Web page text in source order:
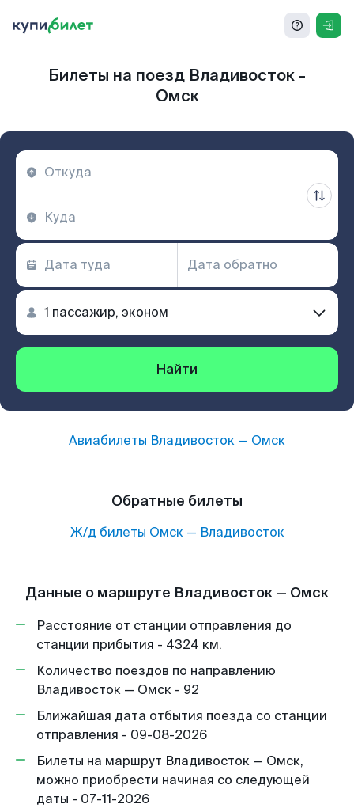
Билеты на поезд Владивосток -
Омск
Найти
Авиабилеты Владивосток — Омск
Обратные билеты
Ж/д билеты Омск— Владивосток
Данные о маршруте Владивосток — Омск
Расстояние от станции отправления до
станции прибытия - 4324 км.
Количество поездов по направлению
Владивосток — Омск - 92
Ближайшая дата отбытия поезда со станции
отправления - 09-08-2026
Билеты на маршрут Владивосток — Омск,
можно приобрести начиная со следующей
даты - 07-11-2026